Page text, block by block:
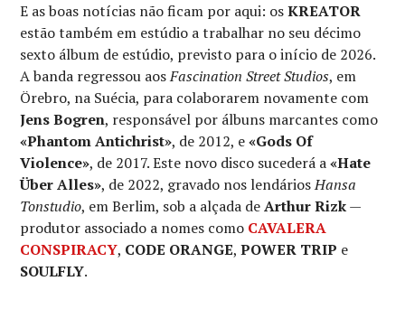
E as boas notícias não ficam por aqui: osKREATOR
estão também em estúdio a trabalhar no seu décimo
sexto álbum de estúdio, previsto para o início de 2026.
A banda regressou aosFascination Street Studios, em
Örebro, na Suécia, para colaborarem novamente com
Jens Bogren, responsável por álbuns marcantes como
«Phantom Antichrist», de 2012, e«Gods Of
Violence», de 2017. Este novo disco sucederá a«Hate
Über Alles», de 2022, gravado nos lendáriosHansa
Tonstudio, em Berlim, sob a alçada deArthur Rizk—
produtor associado a nomes como CAVALERA
CONSPIRACY, CODE ORANGE,POWER TRIP e
SOULFLY.